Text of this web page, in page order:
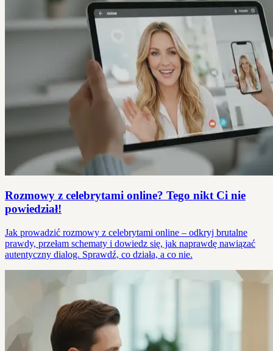
Rozmowy z celebrytami online? Tego nikt Ci nie
powiedział!
Jak prowadzić rozmowy z celebrytami online – odkryj brutalne
prawdy, przełam schematy i dowiedz się, jak naprawdę nawiązać
autentyczny dialog. Sprawdź, co działa, a co nie.